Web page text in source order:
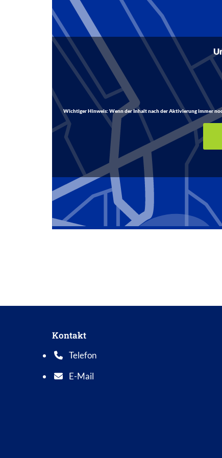
Wichtiger Hinweis:Wenn der Inhalt nach der Aktivierung immer
Kontakt
Telefon
Telefonnummer: 0 5 6 2 1 7 0 1 0
E-Mail
E-Mail Adresse: info@bad-wildungen.de